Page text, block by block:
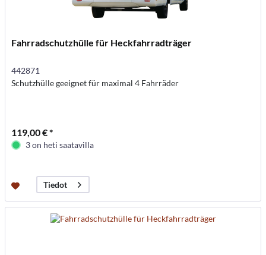
Fahrradschutzhülle für Heckfahrradträger
442871
Schutzhülle geeignet für maximal 4 Fahrräder
119,00 € *
3 on heti saatavilla
Tiedot